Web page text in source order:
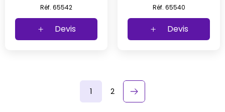
Réf. 65542
Devis
Réf. 65540
Devis
1 2 keyboard_arrow_rightSuivant